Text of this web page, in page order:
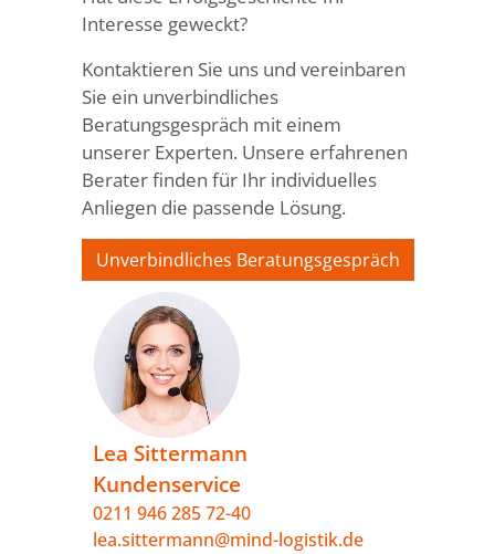
Interesse geweckt?
Kontaktieren Sie uns und vereinbaren
Sie ein unverbindliches
Beratungsgespräch mit einem
unserer Experten. Unsere erfahrenen
Berater finden für Ihr individuelles
Anliegen die passende Lösung.
Unverbindliches Beratungsgespräch
Lea Sittermann
Kundenservice
0211 946 285 72-40
lea.sittermann@mind-logistik.de